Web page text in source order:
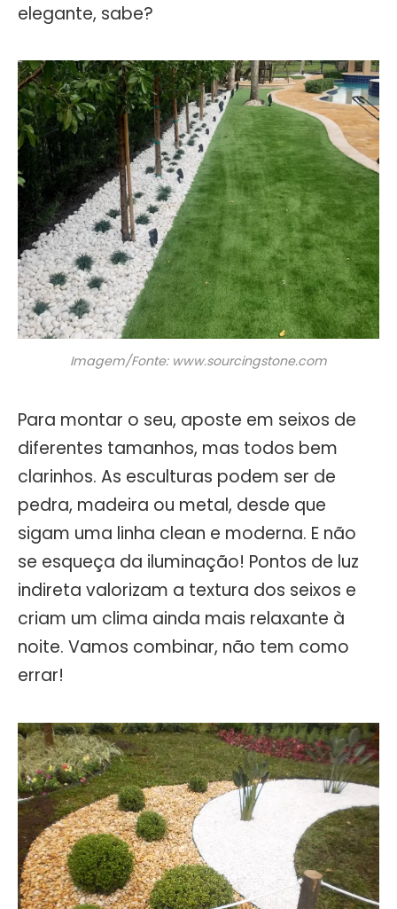
elegante, sabe?
Imagem/Fonte: www.sourcingstone.com
Para montar o seu, aposte em seixos de
diferentes tamanhos, mas todos bem
clarinhos. As esculturas podem ser de
pedra, madeira ou metal, desde que
sigam uma linha clean e moderna. E não
se esqueça da iluminação! Pontos de luz
indireta valorizam a textura dos seixos e
criam um clima ainda mais relaxante à
noite. Vamos combinar, não tem como
errar!